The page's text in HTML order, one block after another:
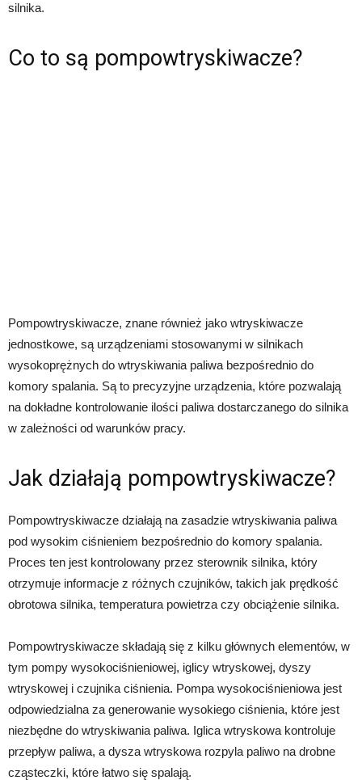
silnika.
Co to są pompowtryskiwacze?
Pompowtryskiwacze, znane również jako wtryskiwacze
jednostkowe, są urządzeniami stosowanymi w silnikach
wysokoprężnych do wtryskiwania paliwa bezpośrednio do
komory spalania. Są to precyzyjne urządzenia, które pozwalają
na dokładne kontrolowanie ilości paliwa dostarczanego do silnika
w zależności od warunków pracy.
Jak działają pompowtryskiwacze?
Pompowtryskiwacze działają na zasadzie wtryskiwania paliwa
pod wysokim ciśnieniem bezpośrednio do komory spalania.
Proces ten jest kontrolowany przez sterownik silnika, który
otrzymuje informacje z różnych czujników, takich jak prędkość
obrotowa silnika, temperatura powietrza czy obciążenie silnika.
Pompowtryskiwacze składają się z kilku głównych elementów, w
tym pompy wysokociśnieniowej, iglicy wtryskowej, dyszy
wtryskowej i czujnika ciśnienia. Pompa wysokociśnieniowa jest
odpowiedzialna za generowanie wysokiego ciśnienia, które jest
niezbędne do wtryskiwania paliwa. Iglica wtryskowa kontroluje
przepływ paliwa, a dysza wtryskowa rozpyla paliwo na drobne
cząsteczki, które łatwo się spalają.